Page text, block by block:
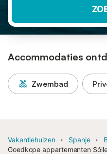
Accommodaties
Zwembad
Vakantiehuizen Spanje
Goedkope appartementen